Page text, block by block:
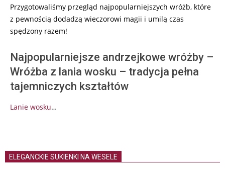
Przygotowaliśmy przegląd najpopularniejszych wróżb, które
z pewnością dodadzą wieczorowi magii i umilą czas
spędzony razem!
Najpopularniejsze andrzejkowe wróżby –
Wróżba z lania wosku – tradycja pełna
tajemniczych kształtów
Lanie wosku…
ELEGANCKIE SUKIENKI NA WESELE